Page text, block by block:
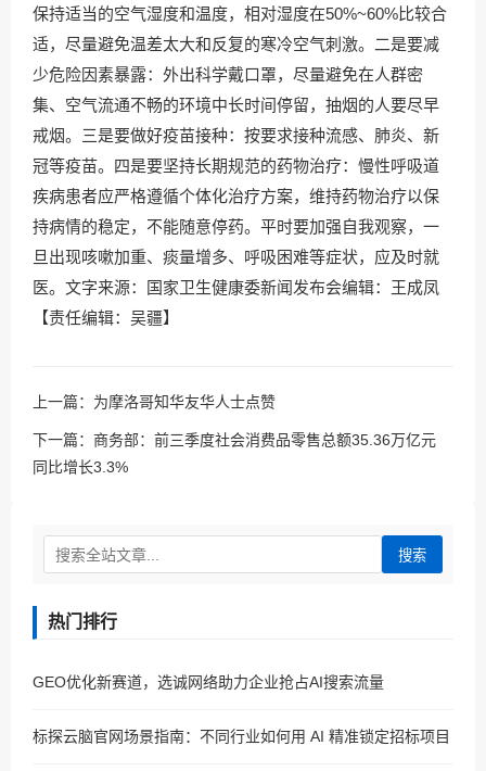
保持适当的空气湿度和温度，相对湿度在50%~60%比较合
适，尽量避免温差太大和反复的寒冷空气刺激。二是要减
少危险因素暴露：外出科学戴口罩，尽量避免在人群密
集、空气流通不畅的环境中长时间停留，抽烟的人要尽早
戒烟。三是要做好疫苗接种：按要求接种流感、肺炎、新
冠等疫苗。四是要坚持长期规范的药物治疗：慢性呼吸道
疾病患者应严格遵循个体化治疗方案，维持药物治疗以保
持病情的稳定，不能随意停药。平时要加强自我观察，一
旦出现咳嗽加重、痰量增多、呼吸困难等症状，应及时就
医。文字来源：国家卫生健康委新闻发布会编辑：王成凤
【责任编辑：吴疆】
上一篇： 为摩洛哥知华友华人士点赞
下一篇： 商务部：前三季度社会消费品零售总额35.36万亿元
同比增长3.3%
搜索
热门排行
GEO优化新赛道，选诚网络助力企业抢占AI搜索流量
标探云脑官网场景指南：不同行业如何用 AI 精准锁定招标项目